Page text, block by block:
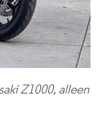
Z1000, alleen